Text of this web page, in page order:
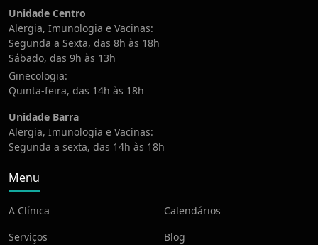
Unidade Centro
Alergia, Imunologia e Vacinas:
Segunda a Sexta, das 8h às 18h
Sábado, das 9h às 13h
Ginecologia:
Quinta-feira, das 14h às 18h
Unidade Barra
Alergia, Imunologia e Vacinas:
Segunda a sexta, das 14h às 18h
Menu
A Clínica
Serviços
Calendários
Blog